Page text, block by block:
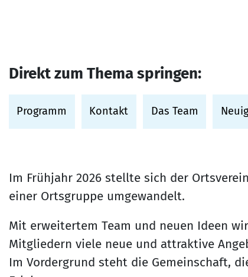
Direkt zum Thema springen:
Programm Kontakt Das Team
Im Frühjahr 2026 stellte sich der
einer Ortsgruppe umgewandelt.
Mit erweitertem Team und neuen Ideen
Mitgliedern viele neue und attraktive
Im Vordergrund steht die Gemeinschaft,